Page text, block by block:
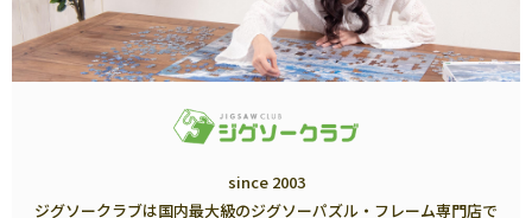
since 2003
ジグソークラブは国内最大級のジグソーパズル・フレーム専門店で